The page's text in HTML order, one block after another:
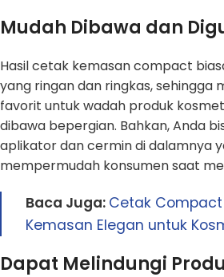
Mudah Dibawa dan
Hasil cetak kemasan compact
yang ringan dan ringkas, sehingga
favorit untuk wadah produk
dibawa bepergian. Bahkan, Anda
aplikator dan cermin di dalamnya
mempermudah konsumen saat
Baca Juga: Cetak
Kemasan Elegan untuk
Dapat Melindungi